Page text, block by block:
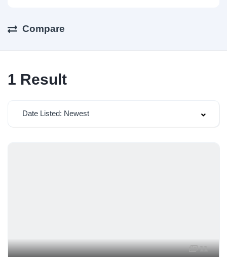
Compare
1 Result
Date Listed: Newest
11